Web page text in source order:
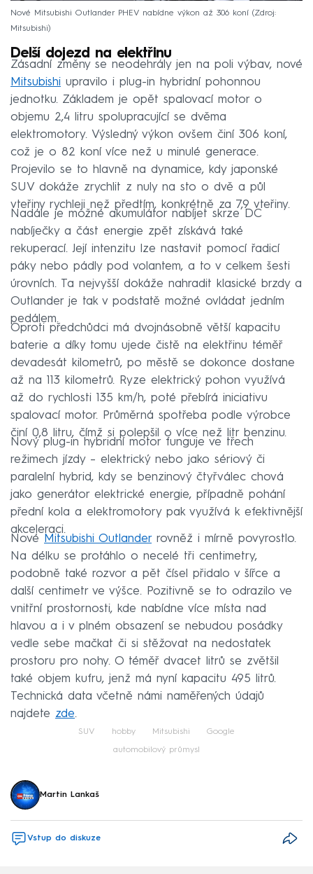
Nové Mitsubishi Outlander PHEV nabídne výkon až 306 koní
Zdroj:
Mitsubishi
Delší dojezd na elektřinu
Zásadní změny se neodehrály jen na poli výbav, nové
Mitsubishi upravilo i plug-in hybridní pohonnou
jednotku. Základem je opět spalovací motor o
objemu 2,4 litru spolupracující se dvěma
elektromotory. Výsledný výkon ovšem činí 306 koní,
což je o 82 koní více než u minulé generace.
Projevilo se to hlavně na dynamice, kdy japonské
SUV dokáže zrychlit z nuly na sto o dvě a půl
vteřiny rychleji než předtím, konkrétně za 7,9 vteřiny.
Nadále je možné akumulátor nabíjet skrze DC
nabíječky a část energie zpět získává také
rekuperací. Její intenzitu lze nastavit pomocí řadicí
páky nebo pádly pod volantem, a to v celkem šesti
úrovních. Ta nejvyšší dokáže nahradit klasické brzdy a
Outlander je tak v podstatě možné ovládat jedním
pedálem.
Oproti předchůdci má dvojnásobně větší kapacitu
baterie a díky tomu ujede čistě na elektřinu téměř
devadesát kilometrů, po městě se dokonce dostane
až na 113 kilometrů. Ryze elektrický pohon využívá
až do rychlosti 135 km/h, poté přebírá iniciativu
spalovací motor. Průměrná spotřeba podle výrobce
činí 0,8 litru, čímž si polepšil o více než litr benzinu.
Nový plug-in hybridní motor funguje ve třech
režimech jízdy – elektrický nebo jako sériový či
paralelní hybrid, kdy se benzinový čtyřválec chová
jako generátor elektrické energie, případně pohání
přední kola a elektromotory pak využívá k efektivnější
akceleraci.
Nové Mitsubishi Outlanderrovněž i mírně povyrostlo.
Na délku se protáhlo o necelé tři centimetry,
podobně také rozvor a pět čísel přidalo v šířce a
další centimetr ve výšce. Pozitivně se to odrazilo ve
vnitřní prostornosti, kde nabídne více místa nad
hlavou a i v plném obsazení se nebudou posádky
vedle sebe mačkat či si stěžovat na nedostatek
prostoru pro nohy. O téměř dvacet litrů se zvětšil
také objem kufru, jenž má nyní kapacitu 495 litrů.
Technická data včetně námi naměřených údajů
najdete zde.
SUV hobby Mitsubishi Google
automobilový průmysl
Martin Lankaš
Vstup do diskuze